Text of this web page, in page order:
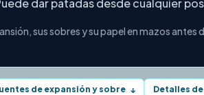
dar patadas desde cualquier
sus sobres y su papel en mazos antes
de expansión y sobre ↓ Detalles